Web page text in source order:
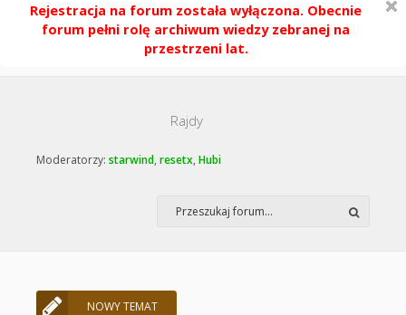
Rejestracja na forum została wyłączona. Obecnie
forum pełni rolę archiwum wiedzy zebranej na
przestrzeni lat.
Rajdy
Moderatorzy: starwind, resetx, Hubi
NOWY TEMAT